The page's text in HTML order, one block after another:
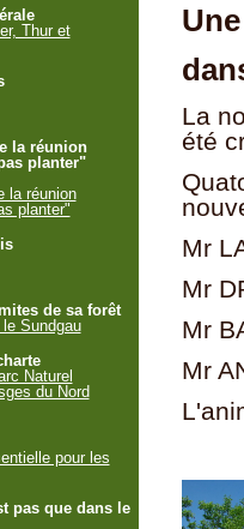
La
été
Mr
Mr
Mr
Mr
Thur et
la réunion
planter"
la réunion
planter"
de sa forêt
Sundgau
Naturel
du Nord
pour les
pas que dans le